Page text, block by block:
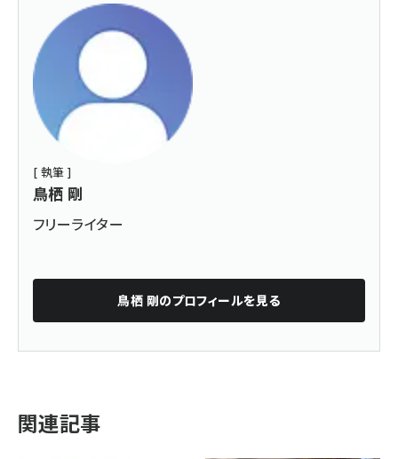
[ 執筆 ]
鳥栖 剛
フリーライター
鳥栖 剛のプロフィールを見る
関連記事